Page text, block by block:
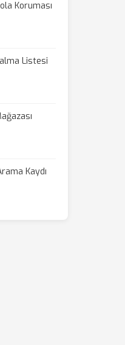
Koruması
Listesi
Kaydı